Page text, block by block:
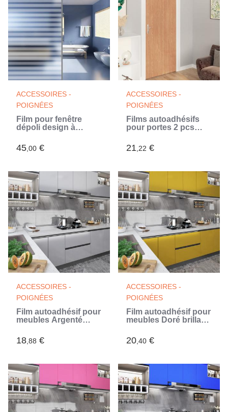
ACCESSOIRES -
POIGNÉES
Film pour fenêtre
dépoli design à
(Blanc)
45,00 €
ACCESSOIRES -
POIGNÉES
Films autoadhésifs
pour portes 2 pcs
PVC
21,22 €
ACCESSOIRES -
POIGNÉES
Film autoadhésif pour
meubles Argenté
PVC (Argent)
18,88 €
ACCESSOIRES -
POIGNÉES
Film autoadhésif pour
meubles Doré brillant
20,40 €